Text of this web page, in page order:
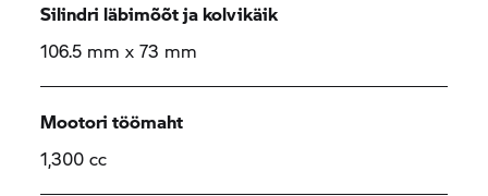
Silindri läbimõõt ja kolvikäik
106.5 mm x 73 mm
Mootori töömaht
1,300 cc